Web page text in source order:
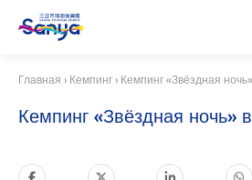
Главная › Кемпинг › Кемпинг «Звёздная
Кемпинг «Звёздная ночь»